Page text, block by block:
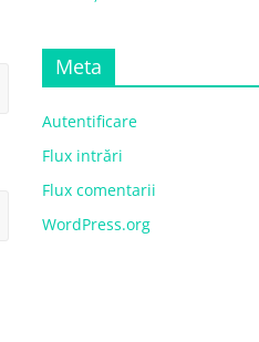
Meta
Autentificare
Flux intrări
Flux comentarii
WordPress.org